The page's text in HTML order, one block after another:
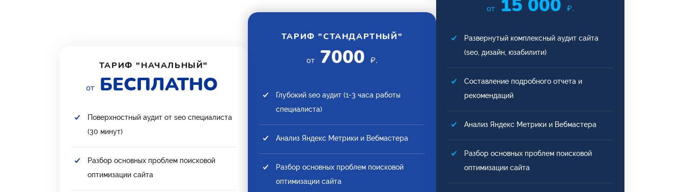
ТАРИФ "НАЧАЛЬНЫЙ"
от БЕСПЛАТНО
Поверхностный аудит от seo специалиста
(30 минут)
Разбор основных проблем поисковой
оптимизации сайта
ТАРИФ "СТАНДАРТНЫЙ"
от 7000 ₽.
Глубокий seo аудит (1-3 часа работы
специалиста)
Анализ Яндекс Метрики и Вебмастера
Разбор основных проблем поисковой
оптимизации сайта
от 15 000 ₽.
Развернутый комплексный аудит сайта
(seo, дизайн, юзабилити)
Составление подробного отчета и
рекомендаций
Анализ Яндекс Метрики и Вебмастера
Разбор основных проблем поисковой
оптимизации сайта